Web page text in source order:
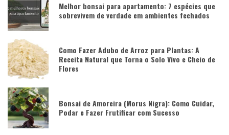
Melhor bonsai para apartamento: 7 espécies que
sobrevivem de verdade em ambientes fechados
Como Fazer Adubo de Arroz para Plantas: A
Receita Natural que Torna o Solo Vivo e Cheio de
Flores
Bonsai de Amoreira (Morus Nigra): Como Cuidar,
Podar e Fazer Frutificar com Sucesso